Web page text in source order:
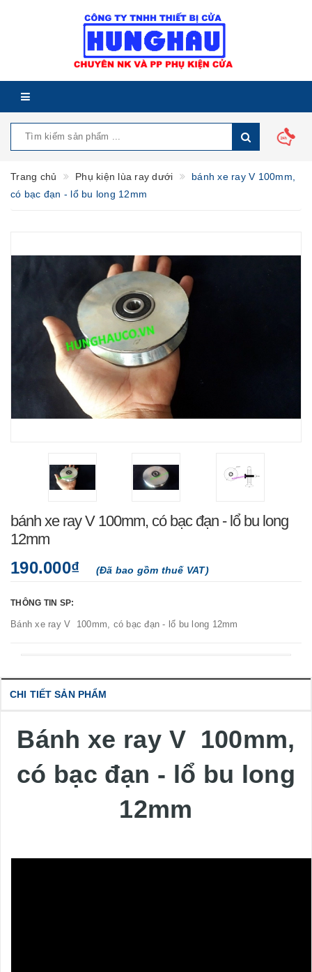
Trang chủ Phụ kiện lùa ray dưới
bánh xe ray V 100mm,
có bạc đạn - lổ bu long 12mm
bánh xe ray V 100mm, có bạc đạn - lổ bu long
12mm
190.000₫ (Đã bao gồm thuế VAT)
THÔNG TIN SP:
Bánh xe ray V 100mm, có bạc đạn - lổ bu long 12mm
CHI TIẾT SẢN PHẨM
Bánh xe ray V 100mm,
có bạc đạn - lổ bu long
12mm